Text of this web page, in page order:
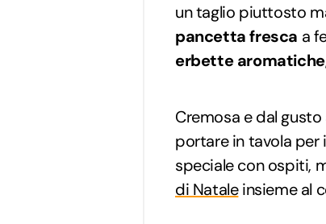
un taglio piuttosto
pancetta fresca a
erbette aromatiche
Cremosa e dal
portare in tavola per
speciale con ospiti,
di Nataleinsieme al